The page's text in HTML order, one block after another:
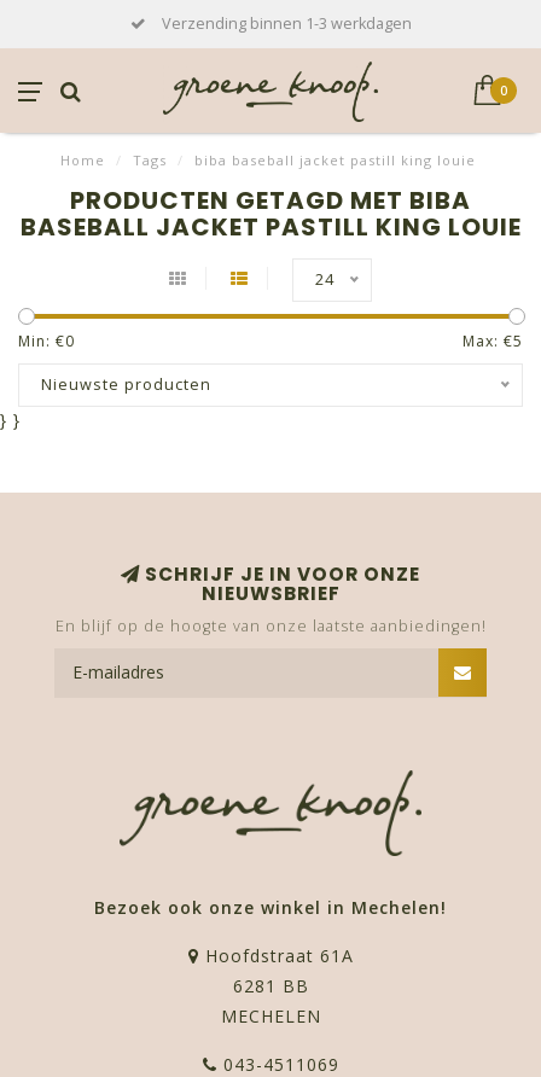
Verzending binnen 1-3 werkdagen
0
Home / Tags / biba baseball jacket pastill king louie
PRODUCTEN GETAGD MET BIBA
BASEBALL JACKET PASTILL KING LOUIE
24
Min: €0 Max: €5
Nieuwste producten
} }
SCHRIJF JE IN VOOR ONZE
NIEUWSBRIEF
En blijf op de hoogte van onze laatste aanbiedingen!
Bezoek ook onze winkel in Mechelen!
Hoofdstraat 61A
6281 BB
MECHELEN
043-4511069